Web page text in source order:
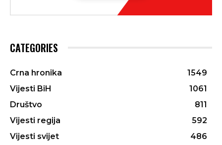
CATEGORIES
Crna hronika
1549
Vijesti BiH
1061
Društvo
811
Vijesti regija
592
Vijesti svijet
486